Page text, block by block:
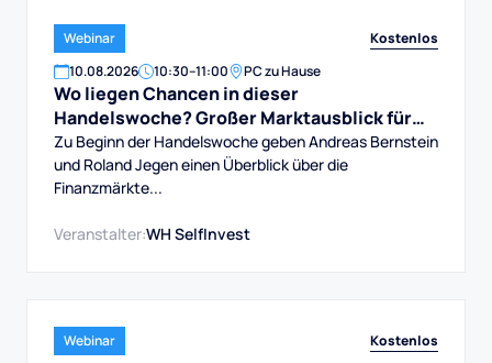
Webinar
Kostenlos
10.08.2026 10:30–11:00 PC zu Hause
Wo liegen Chancen in dieser
Handelswoche? Großer Marktausblick für
DAX, Dow, Gold und Aktien
Zu Beginn der Handelswoche geben Andreas Bernstein
und Roland Jegen einen Überblick über die
Finanzmärkte...
Veranstalter:WH SelfInvest
Webinar
Kostenlos